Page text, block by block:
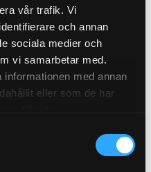
vår trafik. Vi
och annan
sociala medier och
vi samarbetar med.
med annan
eller som de har
Pris exkl.